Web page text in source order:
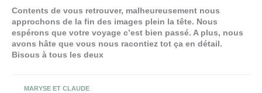
Contents de vous retrouver, malheureusement nous
approchons de la fin des images plein la tête. Nous
espérons que votre voyage c’est bien passé. A plus, nous
avons hâte que vous nous racontiez tot ça en détail.
Bisous à tous les deux
MARYSE ET CLAUDE